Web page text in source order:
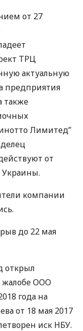
от 27
ТРЦ
актуальную
предприятия
также
Лимитед”
от
компании
до 22 мая
открыл
ООО
года на
от 18 мая 2017
иск НБУ.